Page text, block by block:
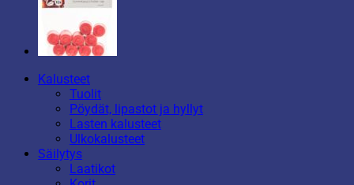
Kalusteet
Tuolit
Pöydät, lipastot ja hyllyt
Lasten kalusteet
Ulkokalusteet
Säilytys
Laatikot